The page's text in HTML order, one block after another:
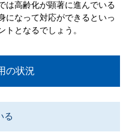
は高齢化が顕著に進んでいる
になって対応ができるといっ
トとなるでしょう。
の状況
る